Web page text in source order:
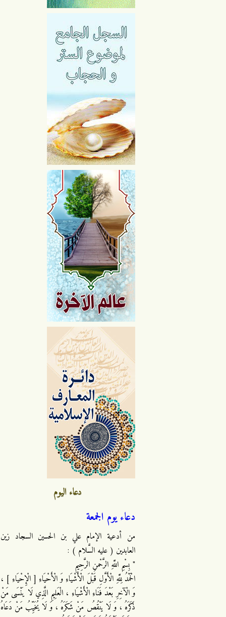
دعاء اليوم
دعاء يوم الجمعة
من أدعية الإمام علي بن الحسين السجاد زين
العابدين ( عليه السَّلام ) :
" بِسْمِ اللَّهِ الرَّحْمنِ الرَّحِيمِ
الْحَمْدُ لِلَّهِ الْأَوَّلِ قَبْلَ الْأَشْيَاءِ وَ الْأَحْيَاءِ [ الْإِحْيَاءِ ] ،
وَ الْآخِرِ بَعْدَ فَنَاءِ الْأَشْيَاءِ ، الْعَلِيمِ الَّذِي لَا يَنْسَى مَنْ
ذَكَرَهُ ، وَ لَا يَنْقُصُ مَنْ شَكَرَهُ ، وَ لَا يُخَيِّبُ مَنْ دَعَاهُ